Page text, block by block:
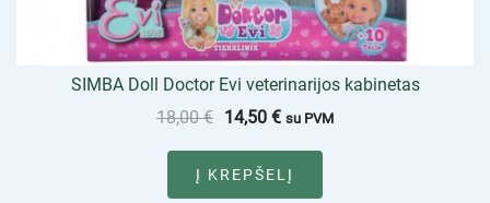
SIMBA Doll Doctor Evi veterinarijos kabinetas
18,00€ 14,50 € su PVM
Į KREPŠELĮ